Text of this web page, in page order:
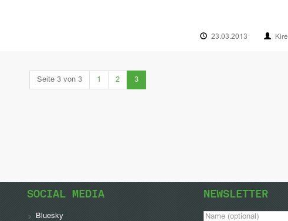
23.03.2013 Kire
Seite 3 von 3 1 2 3(current)
SOCIAL MEDIA
Bluesky
NEWSLETTER